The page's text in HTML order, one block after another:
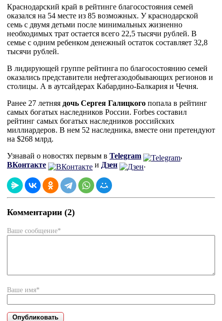
Краснодарский край в рейтинге благосостояния семей
оказался на 54 месте из 85 возможных. У краснодарской
семь с двумя детьми после минимальных жизненно
необходимых трат остается всего 22,5 тысячи рублей. В
семье с одним ребенком денежный остаток составляет 32,8
тысячи рублей.
В лидирующей группе рейтинга по благосостоянию семей
оказались представители нефтегазодобывающих регионов и
столицы. А в аутсайдерах Кабардино-Балкария и Чечня.
Ранее 27 летняя дочь Сергея Галицкого попала в рейтинг
самых богатых наследников России. Forbes составил
рейтинг самых богатых наследников российских
миллиардеров. В нем 52 наследника, вместе они претендуют
на $268 млрд.
Узнавай о новостях первым в Telegram
,
ВКонтакте
и Дзен .
Комментарии (2)
Ваше сообщение*
Ваше имя*